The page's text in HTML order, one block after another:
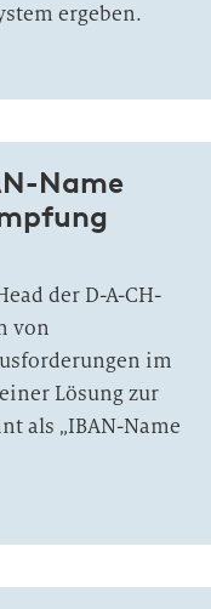
ergeben.
Name
der D-A-CH-
von
im
Lösung zur
als „IBAN-Name